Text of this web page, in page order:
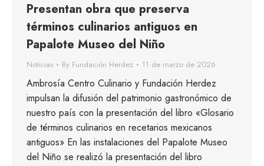
Presentan obra que preserva
términos culinarios antiguos en
Papalote Museo del Niño
Noticias By Fundación Herdez 11 de marzo de 2026
Ambrosía Centro Culinario y Fundación Herdez
impulsan la difusión del patrimonio gastronómico de
nuestro país con la presentación del libro «Glosario
de términos culinarios en recetarios mexicanos
antiguos» En las instalaciones del Papalote Museo
del Niño se realizó la presentación del libro